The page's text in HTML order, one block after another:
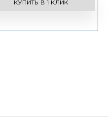
КУПИТЬ В 1 КЛИК